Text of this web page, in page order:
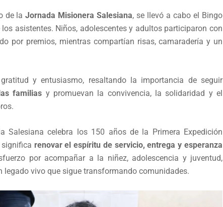
de laJornada Misionera Salesiana, se llevó a cabo el Bingo
asistentes. Niños, adolescentes y adultos participaron con
por premios, mientras compartían risas, camaradería y un
y entusiasmo, resaltando la importancia de seguir
familias y promuevan la convivencia, la solidaridad y el
Salesiana celebra los 150 años de la Primera Expedición
renovar el espíritu de servicio, entrega y esperanza
por acompañar a la niñez, adolescencia y juventud,
legado vivo que sigue transformando comunidades.